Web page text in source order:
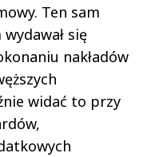
Ten sam
się
nakładów
widać to przy